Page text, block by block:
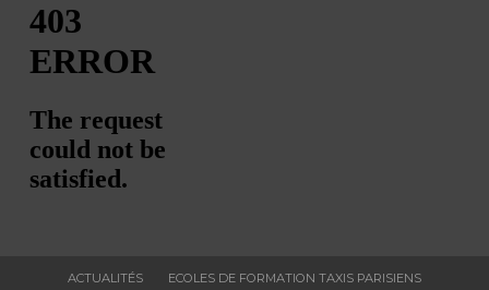
ACTUALITÉS
ECOLES DE FORMATION TAXIS PARISIENS